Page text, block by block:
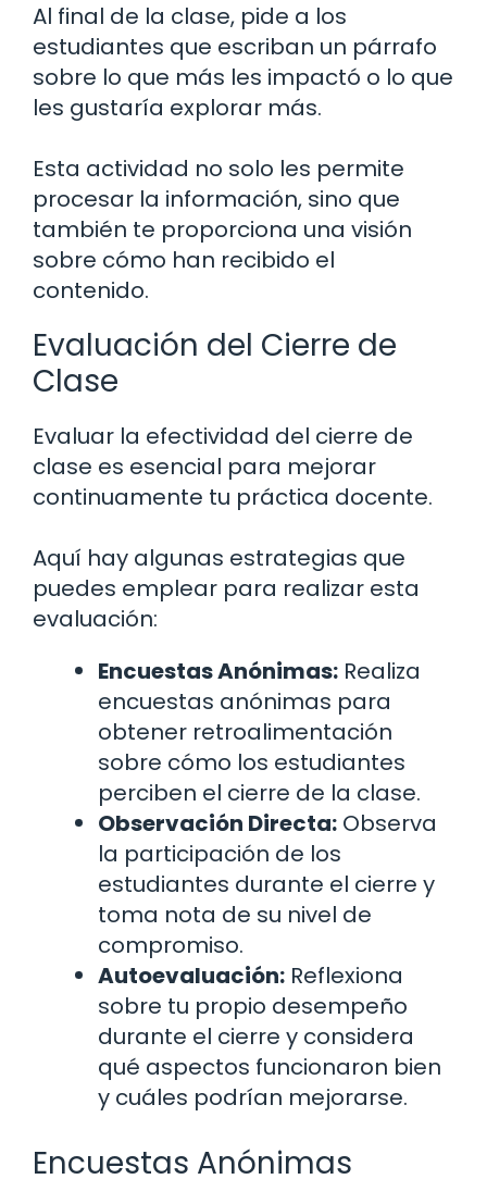
Al final de la clase, pide a los
estudiantes que escriban un párrafo
sobre lo que más les impactó o lo que
les gustaría explorar más.
Esta actividad no solo les permite
procesar la información, sino que
también te proporciona una visión
sobre cómo han recibido el
contenido.
Evaluación del Cierre de
Clase
Evaluar la efectividad del cierre de
clase es esencial para mejorar
continuamente tu práctica docente.
Aquí hay algunas estrategias que
puedes emplear para realizar esta
evaluación:
Encuestas Anónimas: Realiza
encuestas anónimas para
obtener retroalimentación
sobre cómo los estudiantes
perciben el cierre de la clase.
Observación Directa: Observa
la participación de los
estudiantes durante el cierre y
toma nota de su nivel de
compromiso.
Autoevaluación: Reflexiona
sobre tu propio desempeño
durante el cierre y considera
qué aspectos funcionaron bien
y cuáles podrían mejorarse.
Encuestas Anónimas